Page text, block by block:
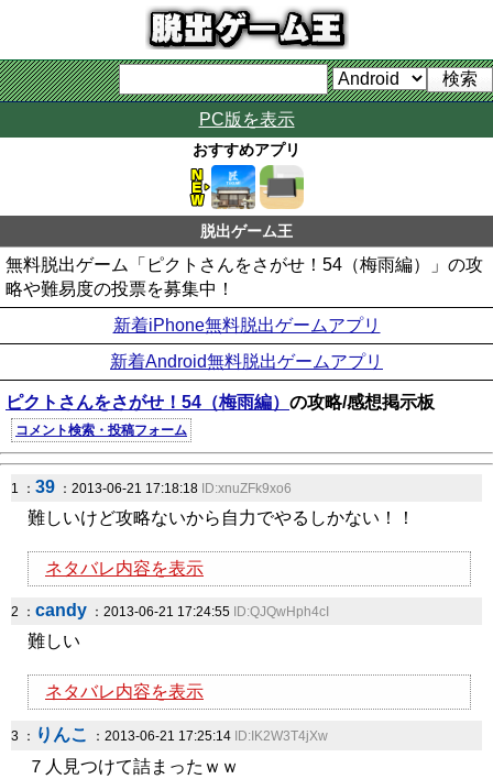
PC版を表示
おすすめアプリ
脱出ゲーム王
無料脱出ゲーム「ピクトさんをさがせ！54（梅雨編）」の攻
略や難易度の投票を募集中！
新着iPhone無料脱出ゲームアプリ
新着Android無料脱出ゲームアプリ
ピクトさんをさがせ！54（梅雨編） の攻略/感想掲示板
コメント検索・投稿フォーム
1 ： 39 ：2013-06-21 17:18:18 ID:xnuZFk9xo6
難しいけど攻略ないから自力でやるしかない！！
ネタバレ内容を表示
2 ： candy ：2013-06-21 17:24:55 ID:QJQwHph4cI
難しい
ネタバレ内容を表示
3 ： りんこ ：2013-06-21 17:25:14 ID:IK2W3T4jXw
７人見つけて詰まったｗｗ